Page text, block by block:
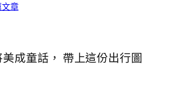
章
成童話， 帶上這份出行圖